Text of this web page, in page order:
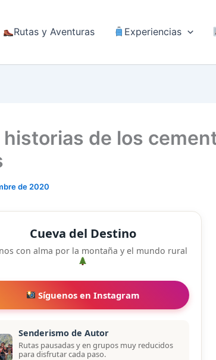
Rutas y Aventuras Experiencias
historias de los
de 2020
Cueva del Destino
con alma por la montaña y el mundo rural
Síguenos en Instagram
Senderismo de Autor
Rutas pausadas y en grupos muy reducidos
para disfrutar cada paso.